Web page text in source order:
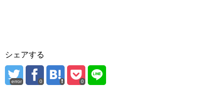
シェアする
error 0 0